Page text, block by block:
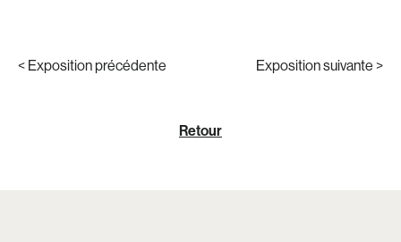
< Exposition précédente Exposition suivante >
Retour